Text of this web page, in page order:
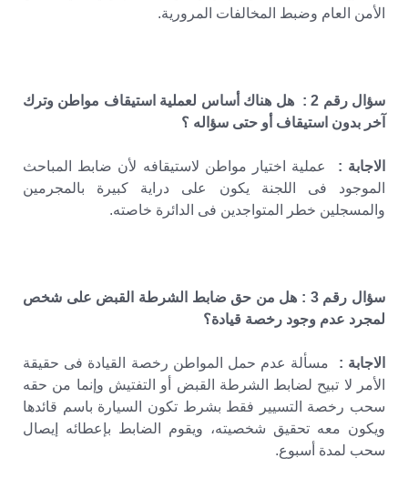
الأمن العام وضبط المخالفات المرورية.
سؤال رقم 2 : هل هناك أساس لعملية استيقاف مواطن وترك
آخر بدون استيقاف أو حتى سؤاله ؟
الاجابة : عملية اختيار مواطن لاستيقافه لأن ضابط المباحث
الموجود فى اللجنة يكون على دراية كبيرة بالمجرمين
والمسجلين خطر المتواجدين فى الدائرة خاصته.
سؤال رقم 3 : هل من حق ضابط الشرطة القبض على شخص
لمجرد عدم وجود رخصة قيادة؟
الاجابة : مسألة عدم حمل المواطن رخصة القيادة فى حقيقة
الأمر لا تبيح لضابط الشرطة القبض أو التفتيش وإنما من حقه
سحب رخصة التسيير فقط بشرط تكون السيارة باسم قائدها
ويكون معه تحقيق شخصيته، ويقوم الضابط بإعطائه إيصال
سحب لمدة أسبوع.